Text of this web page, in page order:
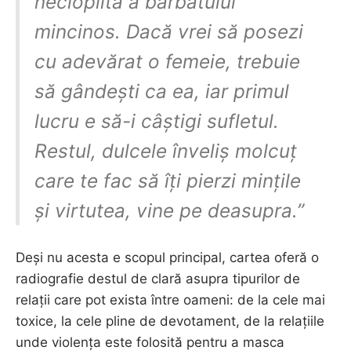
mincinos. Dacă vrei să posezi
cu adevărat o femeie, trebuie
să gândești ca ea, iar primul
lucru e să-i câștigi sufletul.
Restul, dulcele înveliș molcuț
care te fac să îți pierzi mințile
și virtutea, vine pe deasupra.”
Deși nu acesta e scopul principal, cartea oferă o
radiografie destul de clară asupra tipurilor de
relații care pot exista între oameni: de la cele mai
toxice, la cele pline de devotament, de la relațiile
unde violența este folosită pentru a masca